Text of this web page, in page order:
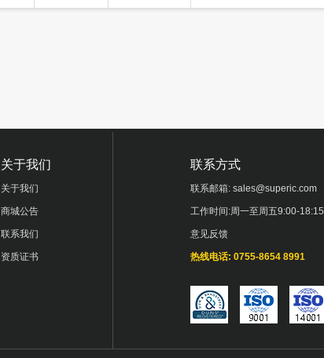
关于我们
关于我们
商城公告
联系我们
资质证书
联系方式
联系邮箱: sales@superic.com
工作时间:周一至周五9:00-18:15
意见反馈
热线电话: 0755-8654 8991